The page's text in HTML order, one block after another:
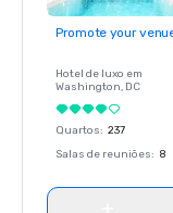
Promote your
Hotel de luxo em
Washington, DC
Quartos: 237
Salas de reuniões: 8